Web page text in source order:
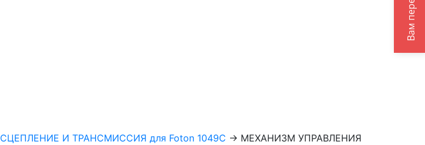
СЦЕПЛЕНИЕ И ТРАНСМИССИЯ для Foton 1049C → МЕХАНИЗМ УПРАВЛЕНИЯ